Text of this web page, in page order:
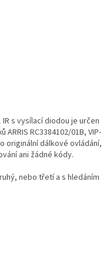
IR s vysílací diodou je určen
RC3384102/01B, VIP-
o originální dálkové ovládání,
ani žádné kódy.
nebo třetí a s hledáním